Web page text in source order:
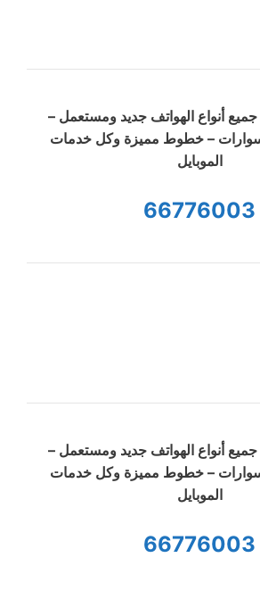
جميع أنواع الهواتف جديد ومستعمل –
– خطوط مميزة وكل خدمات
الموبايل
66776003
جميع أنواع الهواتف جديد ومستعمل –
– خطوط مميزة وكل خدمات
الموبايل
66776003